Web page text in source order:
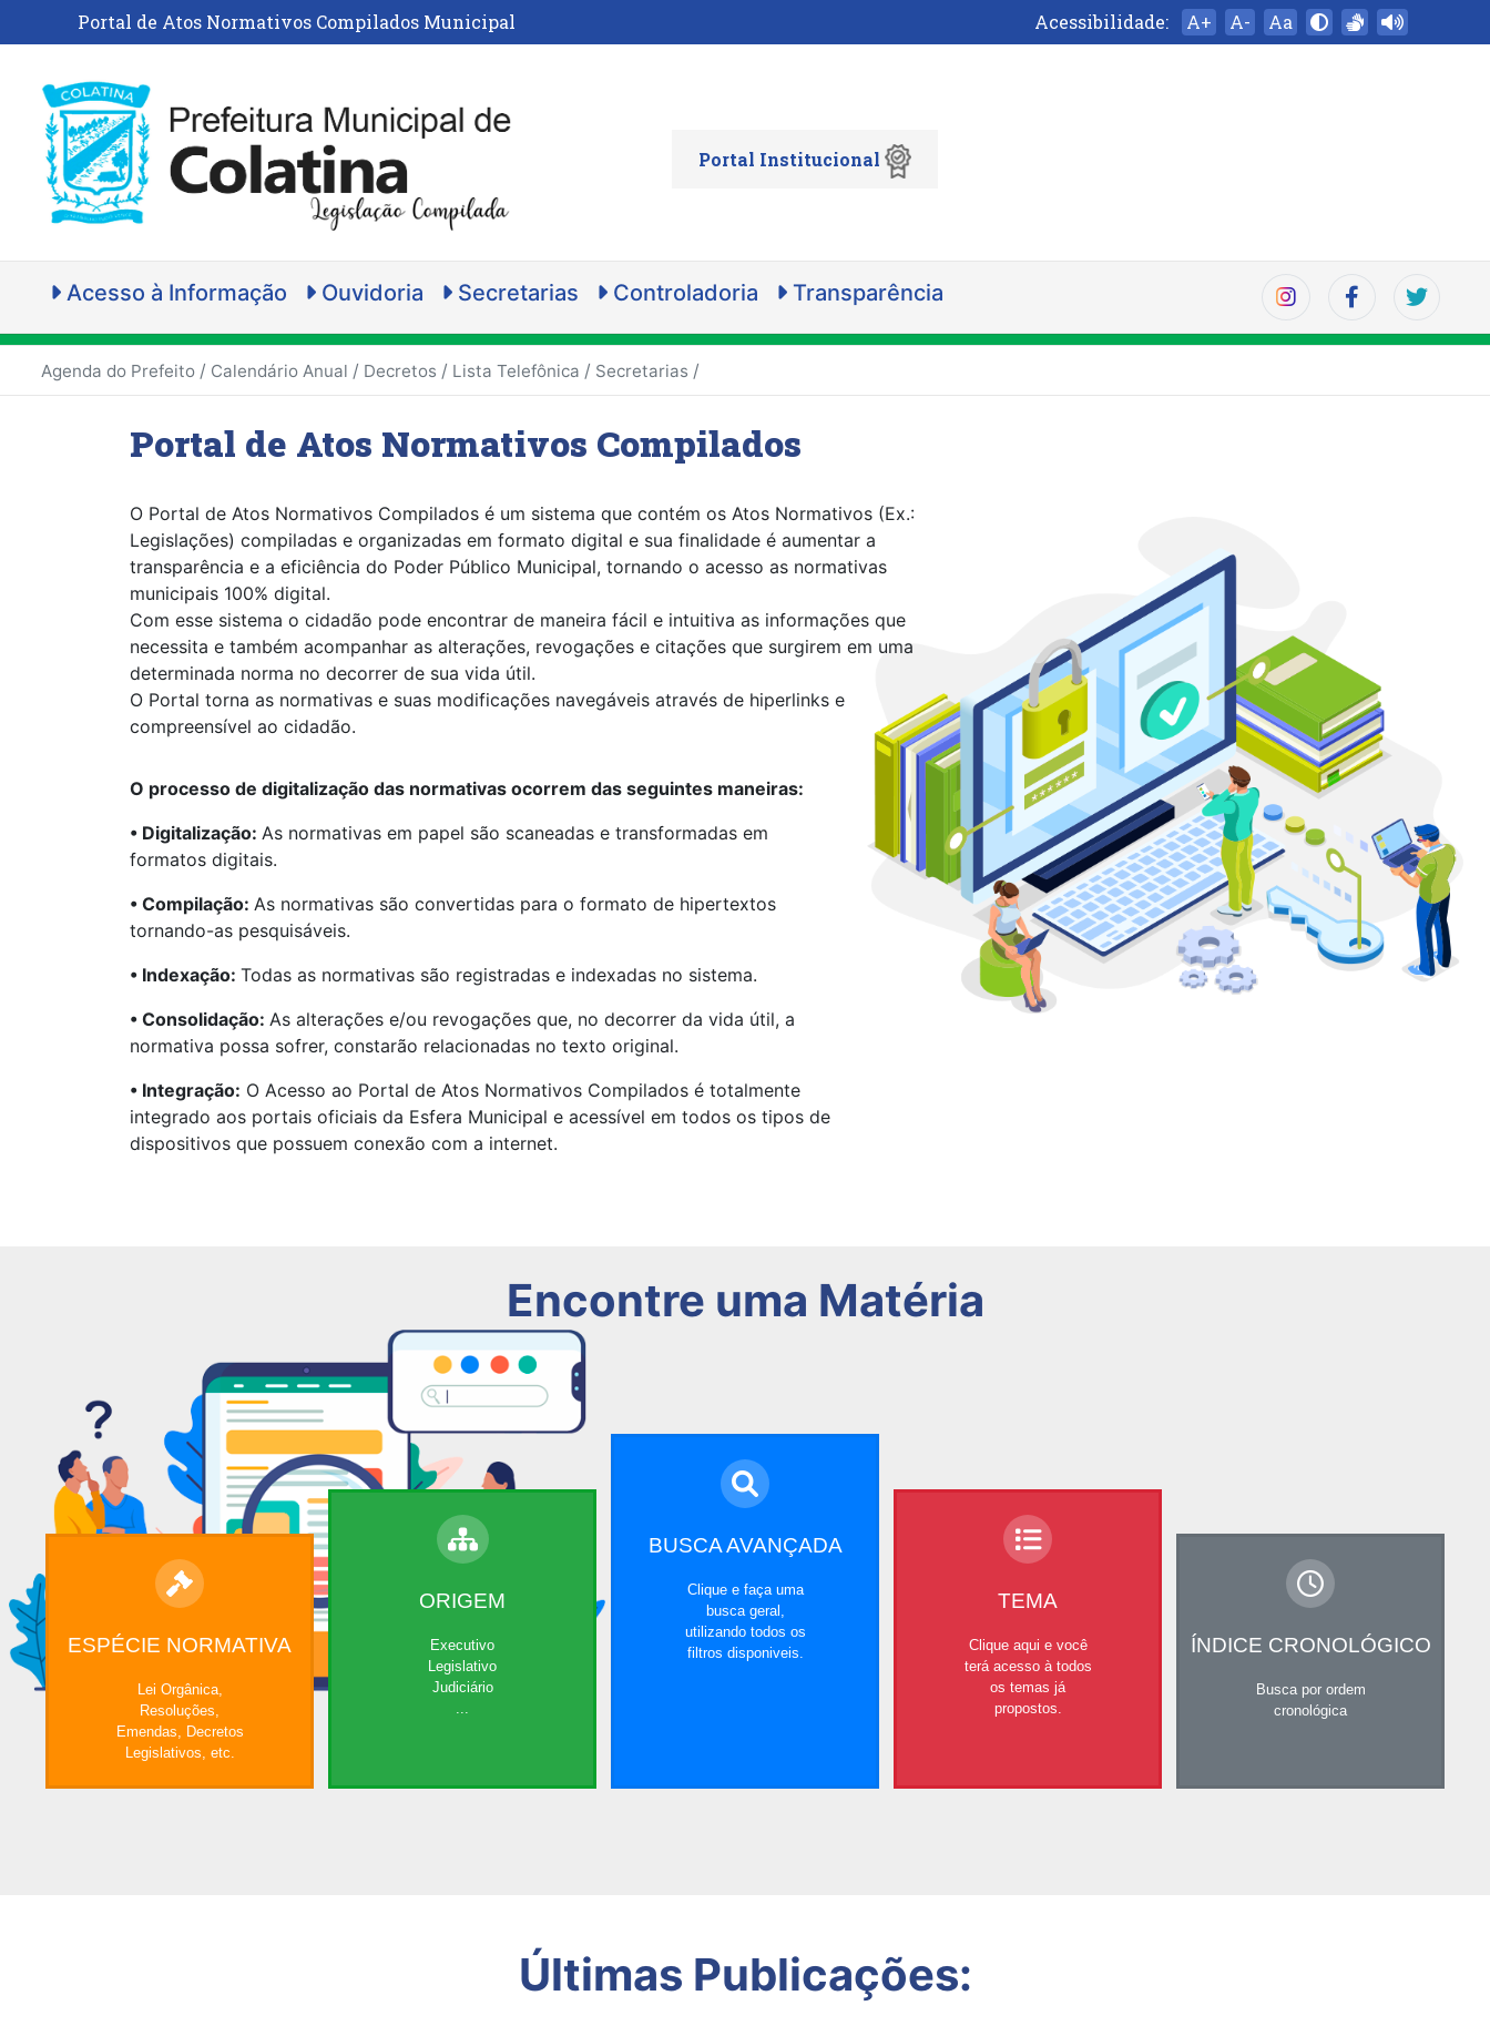
Portal de Atos Normativos Compilados Municipal Acessibilidade: A+ A- Aa
Portal Institucional
Acesso à Informação Ouvidoria Secretarias Controladoria Transparência
Agenda do Prefeito / Calendário Anual / Decretos / Lista Telefônica / Secretarias /
Portal de Atos Normativos Compilados
O Portal de Atos Normativos Compilados é um sistema que contém os Atos Normativos (Ex.:
Legislações) compiladas e organizadas em formato digital e sua finalidade é aumentar a
transparência e a eficiência do Poder Público Municipal, tornando o acesso as normativas
municipais 100% digital.
Com esse sistema o cidadão pode encontrar de maneira fácil e intuitiva as informações que
necessita e também acompanhar as alterações, revogações e citações que surgirem em uma
determinada norma no decorrer de sua vida útil.
O Portal torna as normativas e suas modificações navegáveis através de hiperlinks e
compreensível ao cidadão.
O processo de digitalização das normativas ocorrem das seguintes maneiras:
• Digitalização: As normativas em papel são scaneadas e transformadas em
formatos digitais.
• Compilação: As normativas são convertidas para o formato de hipertextos
tornando-as pesquisáveis.
• Indexação: Todas as normativas são registradas e indexadas no sistema.
• Consolidação: As alterações e/ou revogações que, no decorrer da vida útil, a
normativa possa sofrer, constarão relacionadas no texto original.
• Integração: O Acesso ao Portal de Atos Normativos Compilados é totalmente
integrado aos portais oficiais da Esfera Municipal e acessível em todos os tipos de
dispositivos que possuem conexão com a internet.
Encontre uma Matéria
ESPÉCIE NORMATIVA
Lei Orgânica,
Resoluções,
Emendas, Decretos
Legislativos, etc.
ORIGEM
Executivo
Legislativo
Judiciário
...
BUSCA AVANÇADA
Clique e faça uma
busca geral,
utilizando todos os
filtros disponiveis.
TEMA
Clique aqui e você
terá acesso à todos
os temas já
propostos.
ÍNDICE CRONOLÓGICO
Busca por ordem
cronológica
Últimas Publicações: